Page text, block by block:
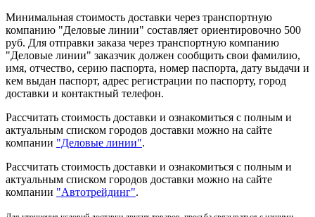
Минимальная стоимость доставки через транспортную
компанию "Деловые линии" составляет ориентировочно 500
руб. Для отправки заказа через транспортную компанию
"Деловые линии" заказчик должен сообщить свои фамилию,
имя, отчество, серию паспорта, номер паспорта, дату выдачи и
кем выдан паспорт, адрес регистрации по паспорту, город
доставки и контактный телефон.
Рассчитать стоимость доставки и ознакомиться с полным и
актуальным списком городов доставки можно на сайте
компании "Деловые линии".
Рассчитать стоимость доставки и ознакомиться с полным и
актуальным списком городов доставки можно на сайте
компании "Автотрейдинг".